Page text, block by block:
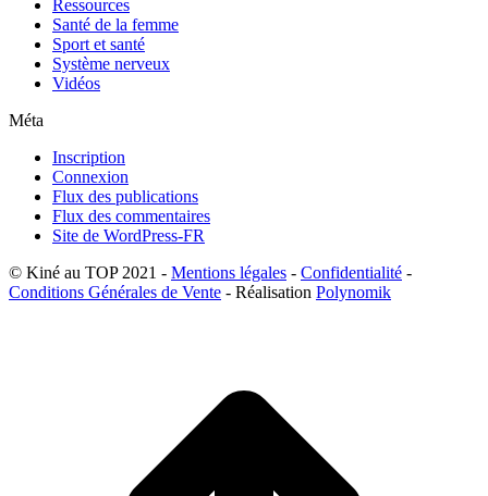
Ressources
Santé de la femme
Sport et santé
Système nerveux
Vidéos
Méta
Inscription
Connexion
Flux des publications
Flux des commentaires
Site de WordPress-FR
© Kiné au TOP 2021 - Mentions légales - Confidentialité -
Conditions Générales de Vente - Réalisation Polynomik